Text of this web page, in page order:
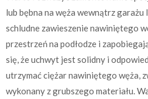
lub bębna na węża wewnątrz garażu
schludne zawieszenie nawiniętego
przestrzeń na podłodze i
się, że uchwyt jest solidny i
utrzymać ciężar nawiniętego węża,
wykonany z grubszego materiału.